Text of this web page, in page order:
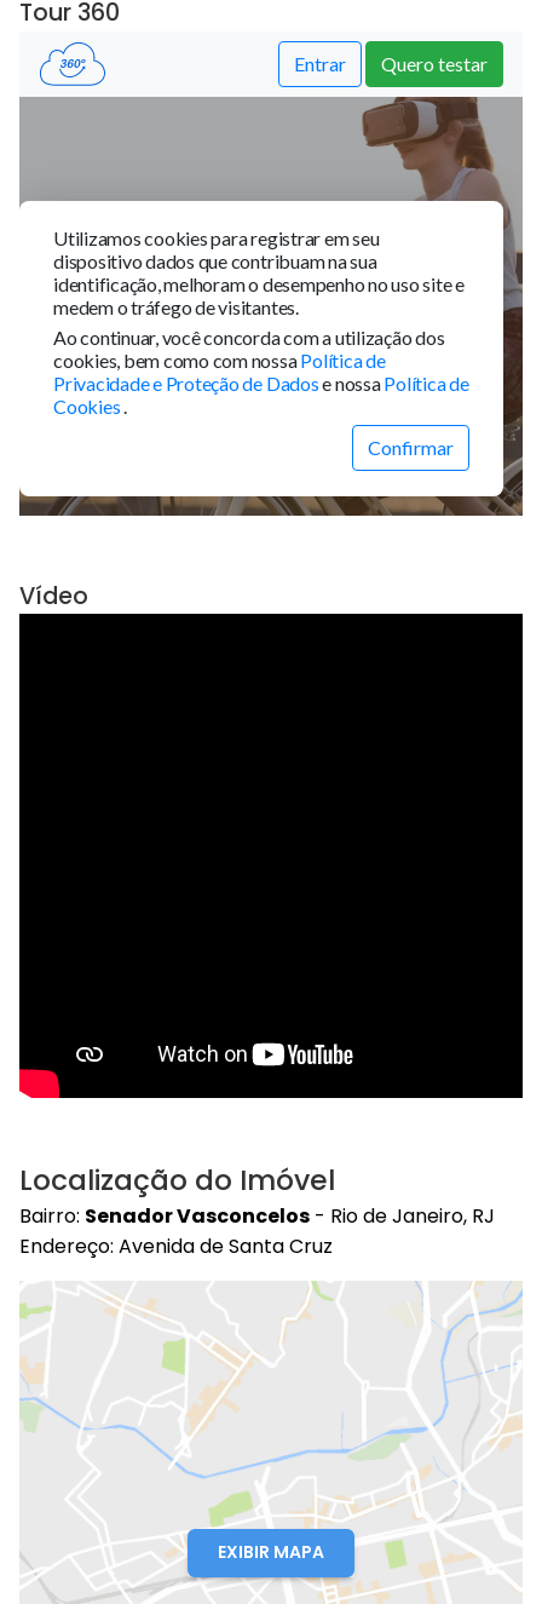
Tour 360
Vídeo
Localização do Imóvel
Bairro: Senador Vasconcelos - Rio de Janeiro, RJ
Endereço: Avenida de Santa Cruz
EXIBIR MAPA